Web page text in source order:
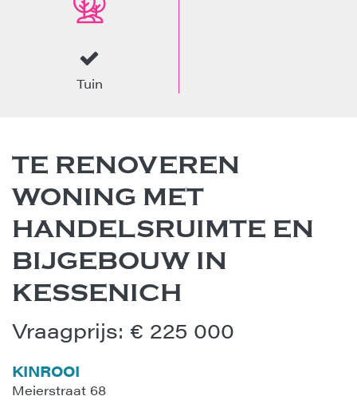
Tuin
TE RENOVEREN
WONING MET
HANDELSRUIMTE EN
BIJGEBOUW IN
KESSENICH
Vraagprijs: € 225 000
KINROOI
Meierstraat 68